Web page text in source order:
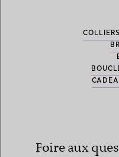
Foire aux